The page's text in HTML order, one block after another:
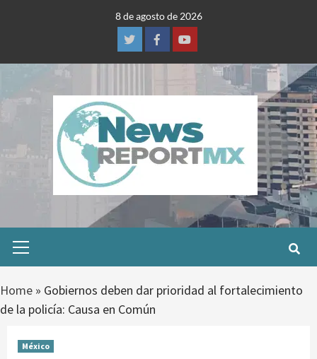
8 de agosto de 2026
TwitterFacebookYoutube
Menu
Home » Gobiernos deben dar prioridad al fortalecimiento
de la policía: Causa en Común
México